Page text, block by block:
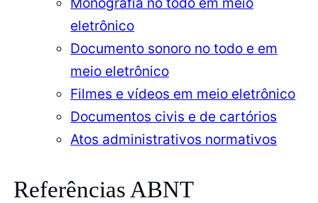
eletrônico
Documento sonoro no todo e em
meio eletrônico
Filmes e vídeos em meio eletrônico
Documentos civis e de cartórios
Atos administrativos normativos
Referências ABNT